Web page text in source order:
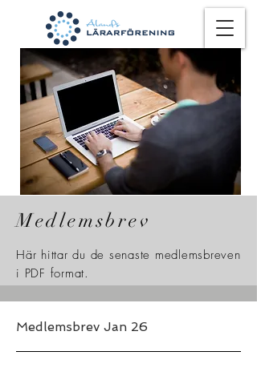
Medlemsbrev
Här hittar du de senaste medlemsbreven
i PDF format.
Medlemsbrev Jan 26